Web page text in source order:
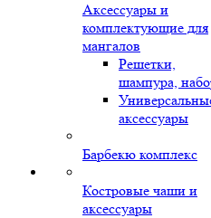
Аксессуары и
комплектующие для
мангалов
Решетки,
шампура,
аксессуары
Барбекю комплекс
Костровые чаши и
аксессуары